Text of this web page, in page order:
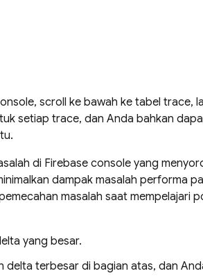
scroll ke bawah ke tabel trace,
setiap trace, dan Anda bahkan
di Firebase console yang
dampak masalah performa
masalah saat mempelajari
yang besar.
delta terbesar di bagian atas, dan